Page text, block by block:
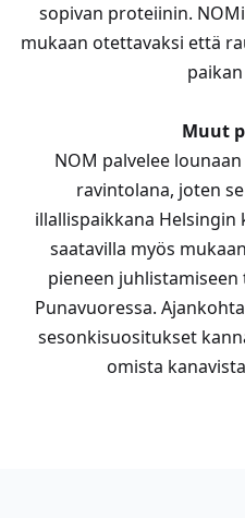
sopivan proteiinin.
mukaan otettavaksi että
Muut
NOM palvelee
ravintolana, joten
illallispaikkana Helsingin
saatavilla myös
pieneen
Punavuoressa.
sesonkisuositukset
omista